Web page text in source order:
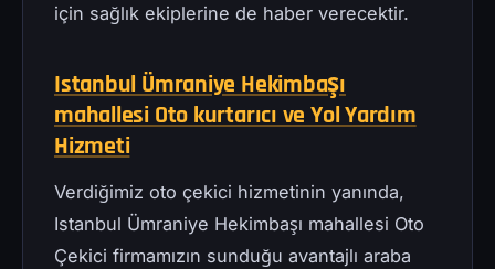
için sağlık ekiplerine de haber verecektir.
Istanbul Ümraniye Hekimbaşı
mahallesi Oto kurtarıcı ve Yol Yardım
Hizmeti
Verdiğimiz oto çekici hizmetinin yanında,
Istanbul Ümraniye Hekimbaşı mahallesi Oto
Çekici firmamızın sunduğu avantajlı araba